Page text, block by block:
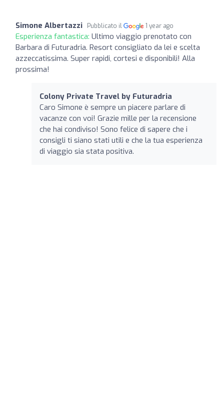
Simone Albertazzi Pubblicato il 1 year ago
Esperienza fantastica: Ultimo viaggio prenotato con
Barbara di Futuradria. Resort consigliato da lei e scelta
azzeccatissima. Super rapidi, cortesi e disponibili! Alla
prossima!
Colony Private Travel by Futuradria
Caro Simone è sempre un piacere parlare di
vacanze con voi! Grazie mille per la recensione
che hai condiviso! Sono felice di sapere che i
consigli ti siano stati utili e che la tua esperienza
di viaggio sia stata positiva.